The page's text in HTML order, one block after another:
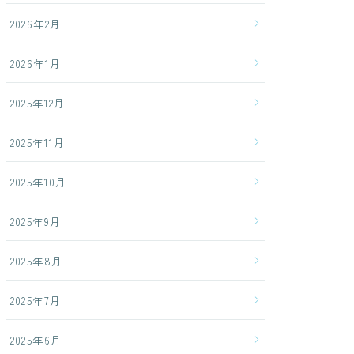
2026年2月
2026年1月
2025年12月
2025年11月
2025年10月
2025年9月
2025年8月
2025年7月
2025年6月